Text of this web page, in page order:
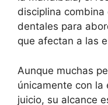
disciplina
dentales para
que afectan a las
Aunque muchas
únicamente con la
juicio, su alcance